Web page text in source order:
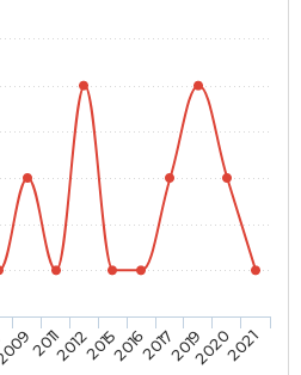
20112012201520162017201920202021